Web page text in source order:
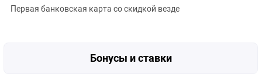
Первая банковская карта со скидкой везде
Бонусы и ставки